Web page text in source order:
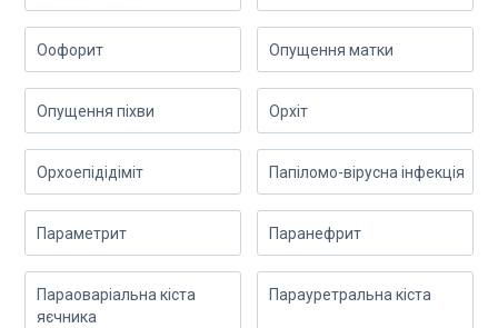
Оофорит Опущення матки
Опущення піхви Орхіт
Орхоепідідіміт Папіломо-вірусна інфекція
Параметрит Паранефрит
Параоваріальна кіста
яєчника
Парауретральна кіста